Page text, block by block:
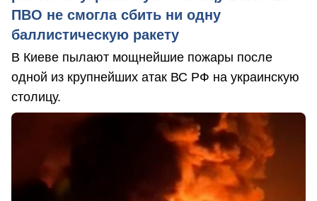
ПВО не смогла сбить ни одну
баллистическую ракету
В Киеве пылают мощнейшие пожары после
одной из крупнейших атак ВС РФ на украинскую
столицу.